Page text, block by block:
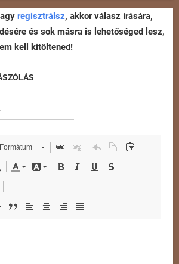
regisztrálsz, akkor válasz írására,
és sok másra is lehetőséged lesz,
kell kitöltened!
Formátum